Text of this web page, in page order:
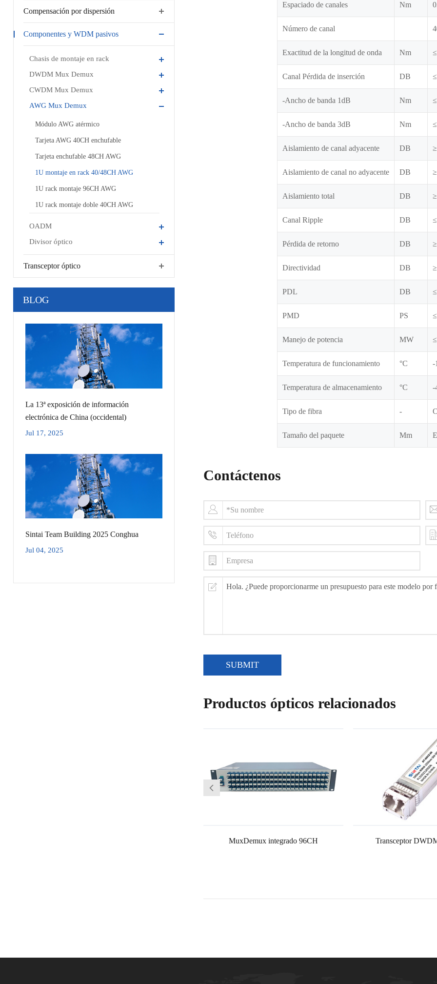
Compensación por dispersión
Componentes y WDM pasivos
Chasis de montaje en rack
DWDM Mux Demux
CWDM Mux Demux
AWG Mux Demux
Módulo AWG atérmico
Tarjeta AWG 40CH enchufable
Tarjeta enchufable 48CH AWG
1U montaje en rack 40/48CH AWG
1U rack montaje 96CH AWG
1U rack montaje doble 40CH AWG
OADM
Divisor óptico
Transceptor óptico
BLOG
La 13ª exposición de información
electrónica de China (occidental)
Jul 17, 2025
Sintai Team Building 2025 Conghua
Jul 04, 2025
Espaciado de canales Nm
Número de canal
Exactitud de la longitud de onda Nm
Canal Pérdida de inserción DB
-Ancho de banda 1dB Nm
-Ancho de banda 3dB Nm
Aislamiento de canal adyacente DB
Aislamiento de canal no adyacente DB
Aislamiento total DB
Canal Ripple DB
Pérdida de retorno DB
Directividad DB
PDL DB
PMD PS
Manejo de potencia MW
Temperatura de funcionamiento °C -
Temperatura de almacenamiento °C -
Tipo de fibra -
Tamaño del paquete Mm
Contáctenos
SUBMIT
Productos ópticos relacionados
MuxDemux integrado 96CH Transceptor